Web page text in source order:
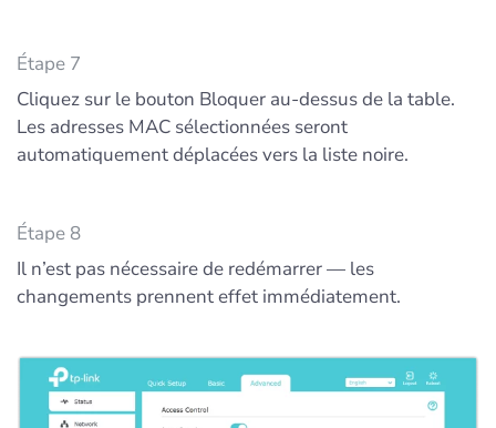
Étape 7
Cliquez sur le bouton Bloquer au-dessus de la table.
Les adresses MAC sélectionnées seront
automatiquement déplacées vers la liste noire.
Étape 8
Il n’est pas nécessaire de redémarrer — les
changements prennent effet immédiatement.